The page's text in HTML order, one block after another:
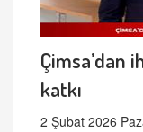
Çimsa’dan
katkı
2 Şubat 2026